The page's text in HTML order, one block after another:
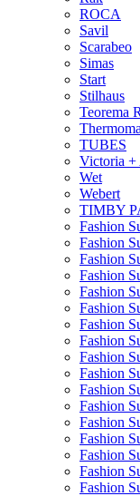
ROCA
Savil
Scarabeo
Simas
Start
Stilhaus
Teorema
TUBES
Victoria +
Wet
Webert
TIMBY
Fashion
Fashion
Fashion
Fashion
Fashion
Fashion
Fashion
Fashion
Fashion
Fashion
Fashion
Fashion
Fashion
Fashion
Fashion
Fashion
Fashion